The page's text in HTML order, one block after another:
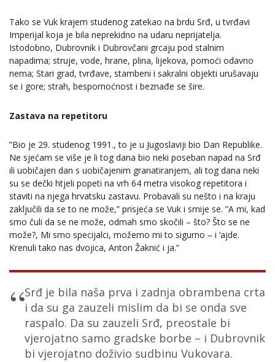
Tako se Vuk krajem studenog zatekao na brdu Srđ, u tvrđavi
Imperijal koja je bila neprekidno na udaru neprijatelja.
Istodobno, Dubrovnik i Dubrovčani grcaju pod stalnim
napadima; struje, vode, hrane, plina, lijekova, pomoći odavno
nema; Stari grad, tvrđave, stambeni i sakralni objekti urušavaju
se i gore; strah, bespomoćnost i beznađe se šire.
Zastava na repetitoru
”Bio je 29. studenog 1991., to je u Jugoslaviji bio Dan Republike.
Ne sjećam se više je li tog dana bio neki poseban napad na Srđ
ili uobičajen dan s uobičajenim granatiranjem, ali tog dana neki
su se dečki htjeli popeti na vrh 64 metra visokog repetitora i
staviti na njega hrvatsku zastavu. Probavali su nešto i na kraju
zaključili da se to ne može,” prisjeća se Vuk i smije se. ”A mi, kad
smo čuli da se ne može, odmah smo skočili – što? Što se ne
može?, Mi smo specijalci, možemo mi to sigurno – i ‘ajde.
Krenuli tako nas dvojica, Anton Žaknić i ja.”
Srđ je bila naša prva i zadnja obrambena crta
i da su ga zauzeli mislim da bi se onda sve
raspalo. Da su zauzeli Srđ, preostale bi
vjerojatno samo gradske borbe – i Dubrovnik
bi vjerojatno doživio sudbinu Vukovara.